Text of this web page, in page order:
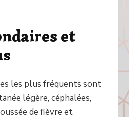
et
les plus fréquents sont
légère, céphalées,
de fièvre et